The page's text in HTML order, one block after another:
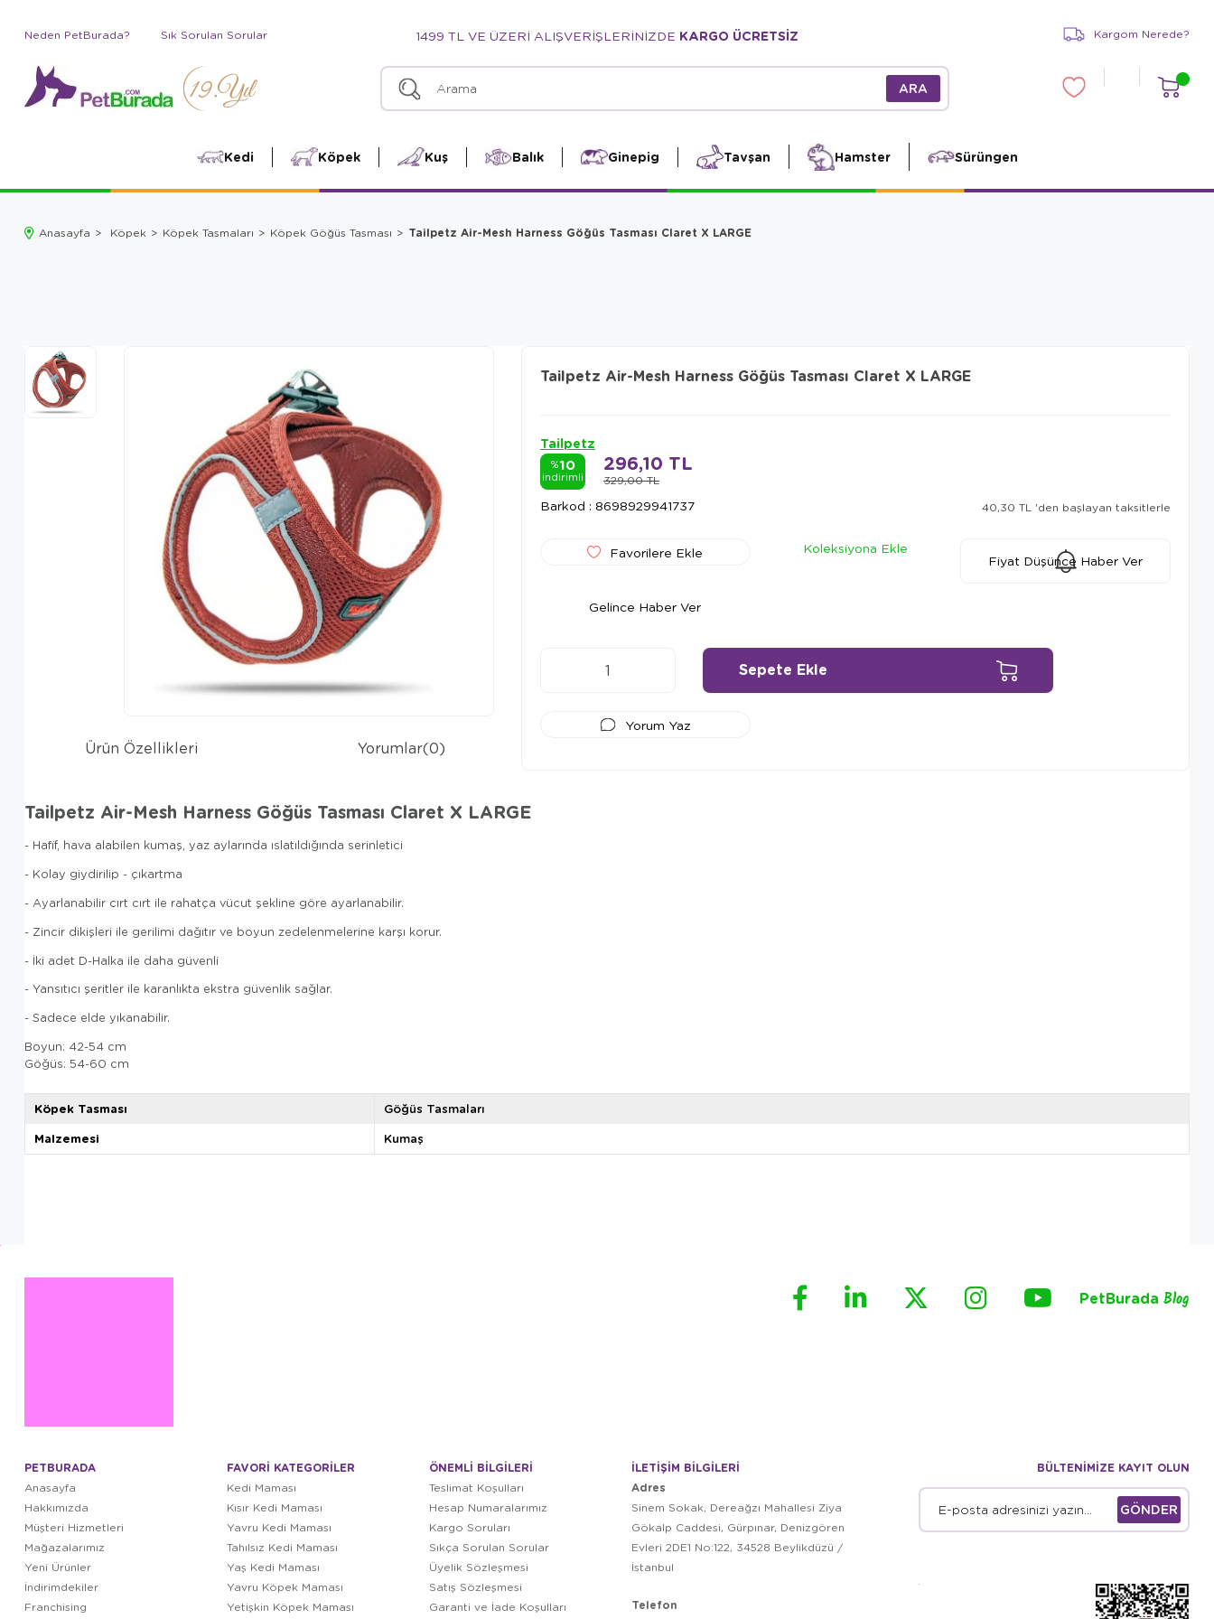
Neden PetBurada? Sık Sorulan Sorular 1499 TL VE ÜZERİ ALIŞVERİŞLERİNİZDE KARGO ÜCRETSİZ Kargom Nerede?
Kedi Köpek Kuş Balık Ginepig Tavşan Hamster Sürüngen
Anasayfa Köpek Köpek Tasmaları Köpek Göğüs Tasması Tailpetz Air-Mesh Harness Göğüs Tasması Claret X LARGE
Tailpetz Air-Mesh Harness Göğüs Tasması Claret X LARGE
Tailpetz
%10
indirimli 329,00 TL
296,10 TL
Barkod : 8698929941737 40,30 TL 'den başlayan taksitlerle
Favorilere Ekle
Koleksiyona Ekle
Fiyat Düşünce Haber Ver
Gelince Haber Ver
Yorum Yaz
Ürün Özellikleri Yorumlar(0)
Tailpetz Air-Mesh Harness Göğüs Tasması Claret X LARGE
- Hafif, hava alabilen kumaş, yaz aylarında ıslatıldığında serinletici
- Kolay giydirilip - çıkartma
- Ayarlanabilir cırt cırt ile rahatça vücut şekline göre ayarlanabilir.
- Zincir dikişleri ile gerilimi dağıtır ve boyun zedelenmelerine karşı korur.
- İki adet D-Halka ile daha güvenli
- Yansıtıcı şeritler ile karanlıkta ekstra güvenlik sağlar.
- Sadece elde yıkanabilir.
Boyun: 42-54 cm
Göğüs: 54-60 cm
Köpek Tasması
Göğüs Tasmaları
Malzemesi
Kumaş
PetBurada Blog
PETBURADA
Anasayfa
Hakkımızda
Müşteri Hizmetleri
Mağazalarımız
Yeni Ürünler
İndirimdekiler
Franchising
FAVORİ KATEGORİLER
Kedi Maması
Kısır Kedi Maması
Yavru Kedi Maması
Tahılsız Kedi Maması
Yaş Kedi Maması
Yavru Köpek Maması
Yetişkin Köpek Maması
ÖNEMLİ BİLGİLERİ
Teslimat Koşulları
Hesap Numaralarımız
Kargo Soruları
Sıkça Sorulan Sorular
Üyelik Sözleşmesi
Satış Sözleşmesi
Garanti ve İade Koşulları
İLETİŞİM BİLGİLERİ
Adres
Sinem Sokak, Dereağzı Mahallesi Ziya
Gökalp Caddesi, Gürpınar, Denizgören
Evleri 2DE1 No:122, 34528 Beylikdüzü /
İstanbul
Telefon
BÜLTENİMİZE KAYIT OLUN
GÖNDER